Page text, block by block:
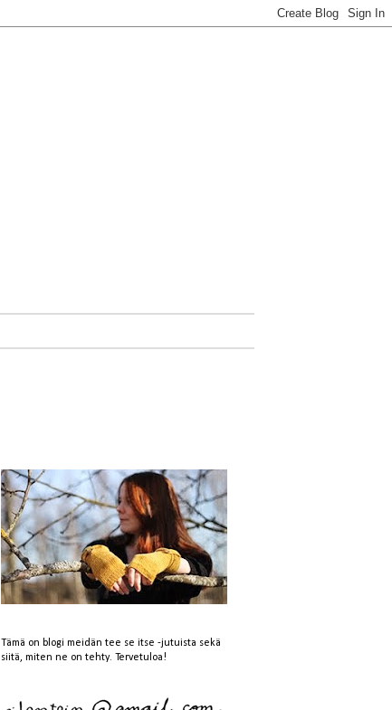
Tämä on blogi meidän tee se itse -jutuista sekä
siitä, miten ne on tehty. Tervetuloa!